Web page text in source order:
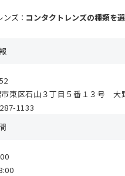
ズ ： コンタクトレンズの種類を
市東区石山３丁目５番１３号 大
1133